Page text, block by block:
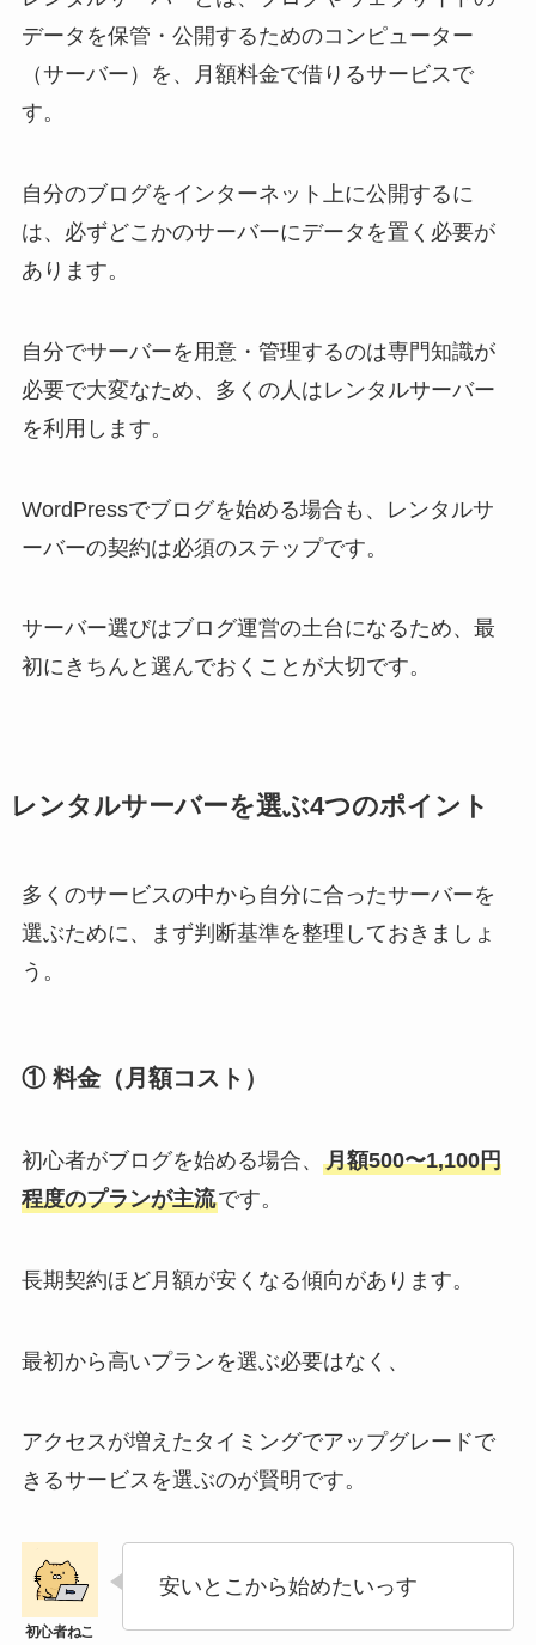
データを保管・公開するためのコンピューター
（サーバー）を、月額料金で借りるサービスで
す。
自分のブログをインターネット上に公開するに
は、必ずどこかのサーバーにデータを置く必要が
あります。
自分でサーバーを用意・管理するのは専門知識が
必要で大変なため、多くの人はレンタルサーバー
を利用します。
WordPressでブログを始める場合も、レンタルサ
ーバーの契約は必須のステップです。
サーバー選びはブログ運営の土台になるため、最
初にきちんと選んでおくことが大切です。
レンタルサーバーを選ぶ4つのポイント
多くのサービスの中から自分に合ったサーバーを
選ぶために、まず判断基準を整理しておきましょ
う。
① 料金（月額コスト）
初心者がブログを始める場合、 月額500〜1,100円
程度のプランが主流です。
長期契約ほど月額が安くなる傾向があります。
最初から高いプランを選ぶ必要はなく、
アクセスが増えたタイミングでアップグレードで
きるサービスを選ぶのが賢明です。
安いとこから始めたいっす